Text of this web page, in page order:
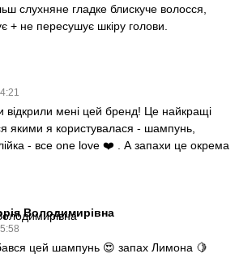
слухняне гладке блискуче волосся,
+ не пересушує шкіру голови.
мені цей бренд! Це найкращі
якими я користувалася - шампунь,
- все one love ❤️ . А запахи це окрема
Володимирівна
цей шампунь 😍 запах Лимона 🍋